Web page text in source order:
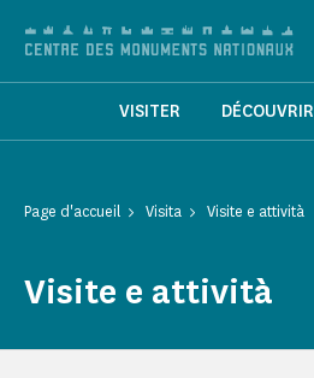
VISITER DÉCOUVRIR
Page d'accueil Visita Visite e attività
Visite e attività